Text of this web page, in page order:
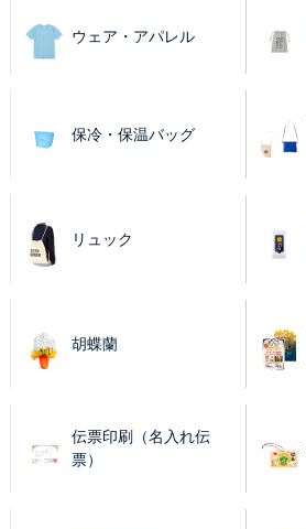
ウェア・アパレル
保冷・保温バッグ
リュック
胡蝶蘭
伝票印刷（名入れ伝
票）